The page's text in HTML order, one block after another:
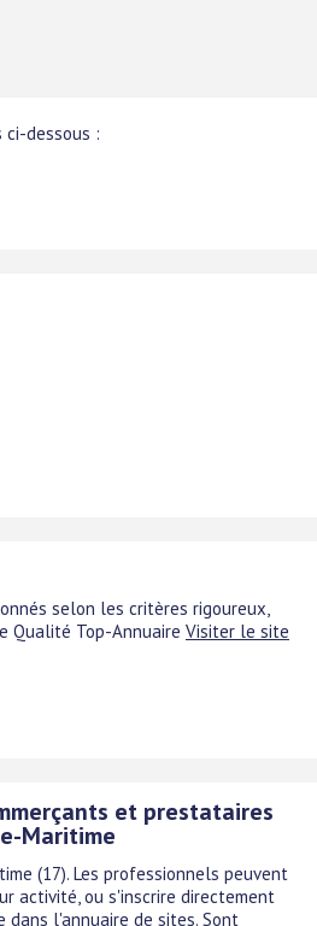
dessous :
selon les critères rigoureux,
Qualité Top-Annuaire Visiter le site
et prestataires
Maritime
(17). Les professionnels peuvent
activité, ou s'inscrire directement
l'annuaire de sites. Sont